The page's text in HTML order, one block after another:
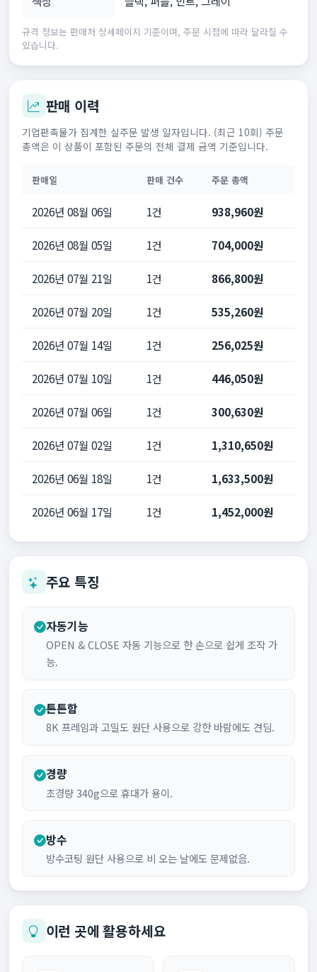
규격 정보는 판매처 상세페이지 기준이며, 주문 시점에 따라 달라질 수
있습니다.
판매 이력
기업판촉물가 집계한 실주문 발생 일자입니다. (최근 10회) 주문
총액은 이 상품이 포함된 주문의 전체 결제 금액 기준입니다.
판매일 판매 건수 주문 총액
2026년 08월 06일 1건 938,960원
2026년 08월 05일 1건 704,000원
2026년 07월 21일 1건 866,800원
2026년 07월 20일 1건 535,260원
2026년 07월 14일 1건 256,025원
2026년 07월 10일 1건 446,050원
2026년 07월 06일 1건 300,630원
2026년 07월 02일 1건 1,310,650원
2026년 06월 18일 1건 1,633,500원
2026년 06월 17일 1건 1,452,000원
주요 특징
자동기능
OPEN & CLOSE 자동 기능으로 한 손으로 쉽게 조작 가
능.
튼튼함
8K 프레임과 고밀도 원단 사용으로 강한 바람에도 견딤.
경량
초경량 340g으로 휴대가 용이.
방수
방수코팅 원단 사용으로 비 오는 날에도 문제없음.
이런 곳에 활용하세요